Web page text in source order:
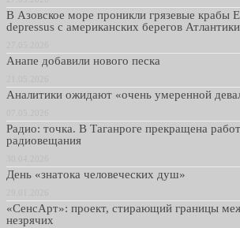
В Азовское море проникли грязевые крабы
depressus с американских берегов Атлантики
Анапе добавили нового песка
Аналитики ожидают «очень умеренной
Радио: точка. В Таганроге прекращена
радиовещания
День «знатока человеческих душ»
«СенсАрт»: проект, стирающий границы
незрячих